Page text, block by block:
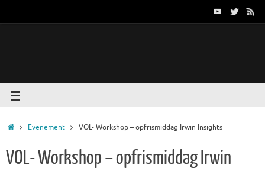
Evenement VOL- Workshop – opfrismiddag Irwin Insights
VOL- Workshop – opfrismiddag Irwin